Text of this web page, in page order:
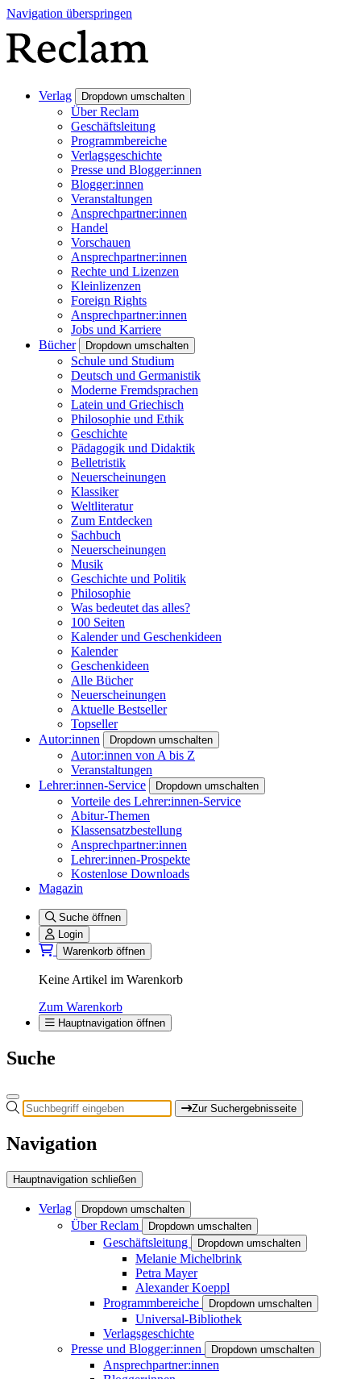
Navigation überspringen
Verlag Dropdown umschalten
Über Reclam
Geschäftsleitung
Programmbereiche
Verlagsgeschichte
Presse und Blogger:innen
Blogger:innen
Veranstaltungen
Ansprechpartner:innen
Handel
Vorschauen
Ansprechpartner:innen
Rechte und Lizenzen
Kleinlizenzen
Foreign Rights
Ansprechpartner:innen
Jobs und Karriere
Bücher
Dropdown umschalten
Schule und Studium
Deutsch und Germanistik
Moderne Fremdsprachen
Latein und Griechisch
Philosophie und Ethik
Geschichte
Pädagogik und Didaktik
Belletristik
Neuerscheinungen
Klassiker
Weltliteratur
Zum Entdecken
Sachbuch
Neuerscheinungen
Musik
Geschichte und Politik
Philosophie
Was bedeutet das alles?
100 Seiten
Kalender und Geschenkideen
Kalender
Geschenkideen
Alle Bücher
Neuerscheinungen
Aktuelle Bestseller
Topseller
Autor:innen
Dropdown umschalten
Autor:innen von A bis Z
Veranstaltungen
Lehrer:innen-Service
Dropdown umschalten
Vorteile des Lehrer:innen-Service
Abitur-Themen
Klassensatzbestellung
Ansprechpartner:innen
Lehrer:innen-Prospekte
Kostenlose Downloads
Magazin
Suche öffnen
Login
Warenkorb öffnen
Keine Artikel im Warenkorb
Zum Warenkorb
Hauptnavigation öffnen
Suche
Zur Suchergebnisseite
Navigation
Hauptnavigation schließen
Verlag Dropdown umschalten
Über Reclam Dropdown umschalten
Geschäftsleitung Dropdown umschalten
Melanie Michelbrink
Petra Mayer
Alexander Koeppl
Programmbereiche
Dropdown umschalten
Universal-Bibliothek
Verlagsgeschichte
Presse und Blogger:innen
Dropdown umschalten
Ansprechpartner:innen